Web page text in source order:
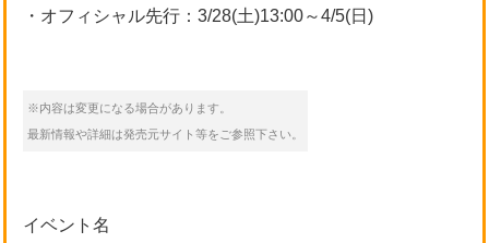
・オフィシャル先行：3/28(土)13:00～4/5(日)
※内容は変更になる場合があります。
最新情報や詳細は発売元サイト等をご参照下さい。
イベント名